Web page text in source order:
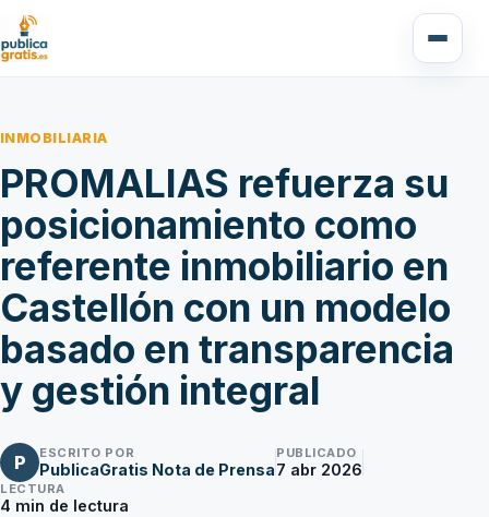
INMOBILIARIA
PROMALIAS refuerza su
posicionamiento como
referente inmobiliario en
Castellón con un modelo
basado en transparencia
y gestión integral
P ESCRITO POR
PublicaGratis Nota de Prensa
PUBLICADO
7 abr 2026
LECTURA
4 min de lectura